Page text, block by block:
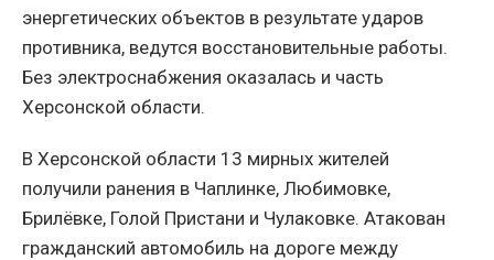
энергетических объектов в результате ударов
противника, ведутся восстановительные работы.
Без электроснабжения оказалась и часть
Херсонской области.
В Херсонской области 13 мирных жителей
получили ранения в Чаплинке, Любимовке,
Брилёвке, Голой Пристани и Чулаковке. Атакован
гражданский автомобиль на дороге между